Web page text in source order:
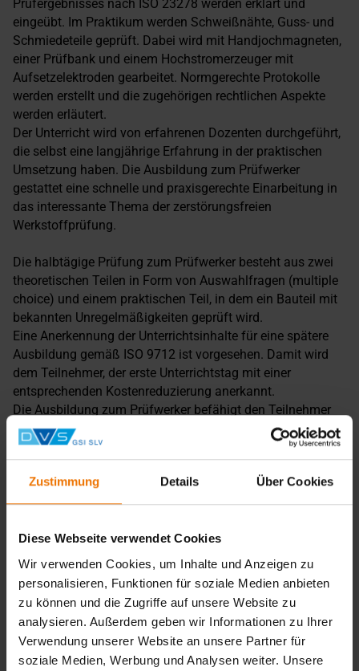
Zustimmung Details Über Cookies
Diese Webseite verwendet Cookies
Wir verwenden Cookies, um Inhalte und Anzeigen zu
personalisieren, Funktionen für soziale Medien anbieten
zu können und die Zugriffe auf unsere Website zu
analysieren. Außerdem geben wir Informationen zu Ihrer
Verwendung unserer Website an unsere Partner für
soziale Medien, Werbung und Analysen weiter. Unsere
Prüfergebnisses nach ISO 23278 werden erklärt und
eingeübt. Im Praktikum werden Schweißnähte, Guss- und
Schmiedeteile geprüft. Dabei wird mit Handjochmagneten,
einer Prüfbank und einem Hochstromerzeuger mit
Aufsetzelektroden gearbeitet. Normgerechte Protokolle
werden erstellt und die zugehörigen rechtlichen Aspekte
werden erläutert.
Der Unterricht wird von erfahrenen Dozenten durchgeführt,
die selbst eine langjährige Erfahrung in der praktischen
Umsetzung haben. Die Ausbildung zum Prüfwerker
gestattet eine schnelle und praxisgerechte Einarbeitung in
das interessante Thema der zerstörungsfreien
Werkstoffprüfung.
Die halbtägige Prüfung zum Prüfwerker besteht aus zwei
theoretischen Teilen in Form von Auswahlfragen (multiple
choice) und einem praktischen Teil, in dem ein Bauteil mit
bekannten Unregelmäßigkeiten geprüft wird.
Eine Anerkennung der Unterrichtsinhalte für eine spätere
Ausbildung gemäß ISO 9712 ist vorgesehen. Damit wird
dem Teilnehmer, der erste Unterrichtstag mit einer
entsprechenden Kostenreduzierung anerkannt.
Die Ausbildung zum Prüfwerker befähigt den Teilnehmer
innerbetriebliche Prüfungen zur Qualitätssicherung
durchzuführen. Immer wenn eine Qualifizierung gemäß
Prüfwerkerausbildung anschließen.
Hinweis
Bei der Magnetpulverprüfung können die Grenzwerte
überschritten werden.
Personen mit Herzschrittmachern sind von der Teilnahme
am Lehrgang ausgeschlossen! Träger von Implantaten
müssen die Herstellerangaben des Implantates beachten!
Voraussetzungen